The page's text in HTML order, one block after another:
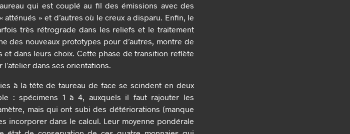
qui est couplé au fil des émissions avec des
» et d’autres où le creux a disparu. Enfin, le
très rétrograde dans les reliefs et le traitement
des nouveaux prototypes pour d’autres, montre de
dans leurs choix. Cette phase de transition reflète
dans ses orientations.
à la tête de taureau de face se scindent en deux
: spécimens 1 à 4, auxquels il faut rajouter les
mais qui ont subi des détériorations (manque
incorporer dans le calcul. Leur moyenne pondérale